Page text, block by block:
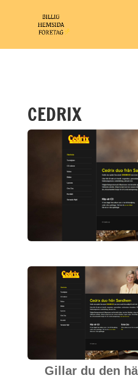
CEDRIX
Gillar du den